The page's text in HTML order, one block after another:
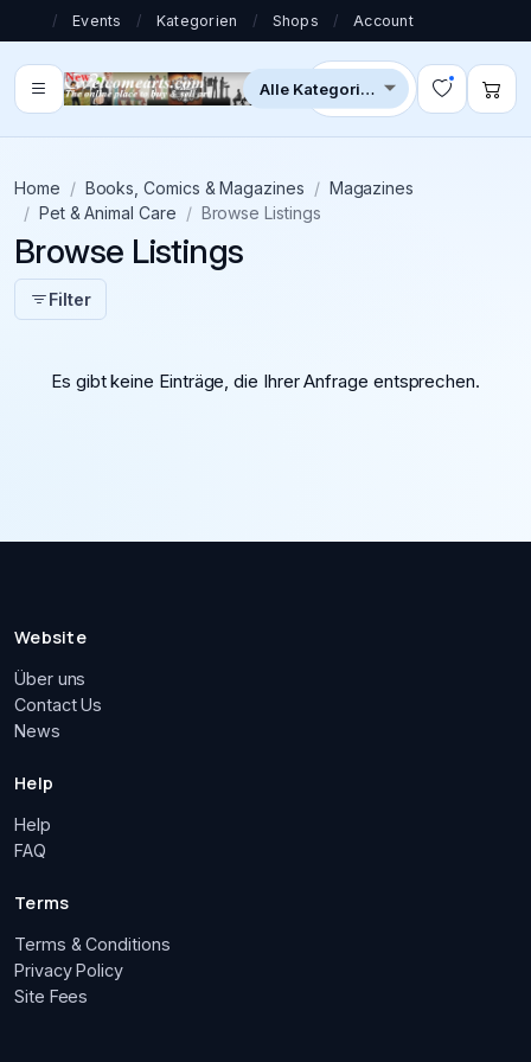
/ Events / Kategorien / Shops / Account
Home Books, Comics & Magazines
Magazines
Pet & Animal Care
Browse Listings
Browse Listings
Filter
Es gibt keine Einträge, die Ihrer Anfrage entsprechen.
Website
Über uns
Contact Us
News
Help
Help
FAQ
Terms
Terms & Conditions
Privacy Policy
Site Fees